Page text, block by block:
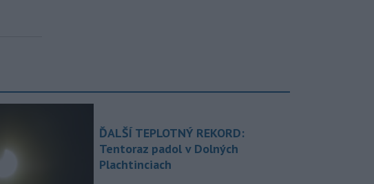
ĎALŠÍ TEPLOTNÝ REKORD:
Tentoraz padol v Dolných
Plachtinciach